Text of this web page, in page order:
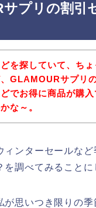
サプリの割引
を探していて、ちょ
GLAMOURサプリ
でお得に商品が購入
な～。
ィンターセールなど
を調べてみることに
が思いつき限りの季